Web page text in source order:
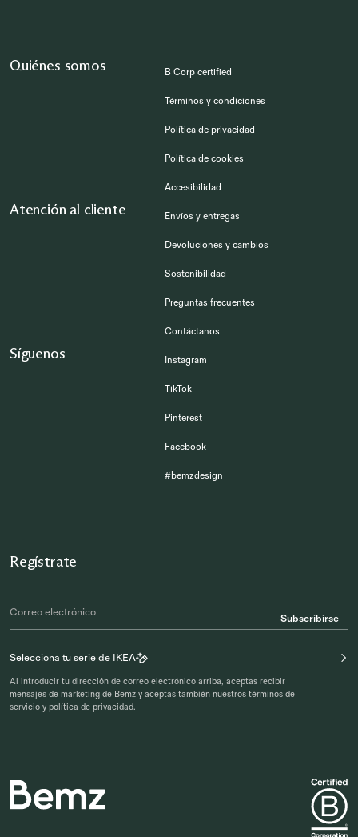
Quiénes somos B Corp certified
Términos y condiciones
Política de privacidad
Política de cookies
Accesibilidad
Atención al cliente Envíos y entregas
Devoluciones y cambios
Sostenibilidad
Preguntas frecuentes
Contáctanos
Síguenos Instagram
TikTok
Pinterest
Facebook
#bemzdesign
Regístrate
Subscribirse
Selecciona tu serie de IKEA
Al introducir tu dirección de correo electrónico arriba, aceptas recibir
mensajes de marketing de Bemz y aceptas también nuestros términos de
servicio y política de privacidad.